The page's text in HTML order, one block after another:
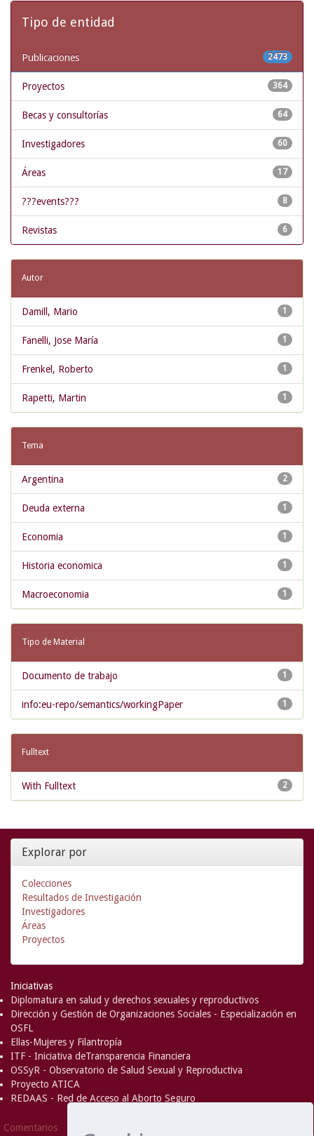
Tipo de entidad
2473
Publicaciones
364
Proyectos
64
Becas y consultorías
60
Investigadores
17
Áreas
8
???events???
6
Revistas
Autor
1
Damill, Mario
1
Fanelli, Jose María
1
Frenkel, Roberto
1
Rapetti, Martin
Tema
2
Argentina
1
Deuda externa
1
Economia
1
Historia economica
1
Macroeconomia
Tipo de Material
1
Documento de trabajo
1
info:eu-repo/semantics/workingPaper
Fulltext
2
With Fulltext
Explorar por
Colecciones
Resultados de Investigación
Investigadores
Áreas
Proyectos
Iniciativas
Diplomatura en salud y derechos sexuales y reproductivos
Dirección y Gestión de Organizaciones Sociales - Especialización en
OSFL
Ellas-Mujeres y Filantropía
ITF - Iniciativa deTransparencia Financiera
OSSyR - Observatorio de Salud Sexual y Reproductiva
Proyecto ATICA
REDAAS - Red de Acceso al Aborto Seguro
Comentarios